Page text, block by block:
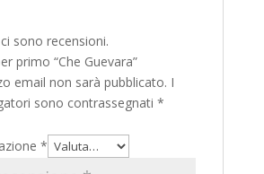
sono recensioni.
primo “Che Guevara”
email non sarà pubblicato. I
sono contrassegnati *
*